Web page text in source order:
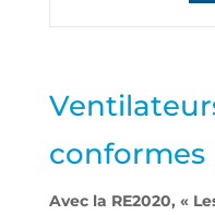
conformes
Avec la RE2020, «